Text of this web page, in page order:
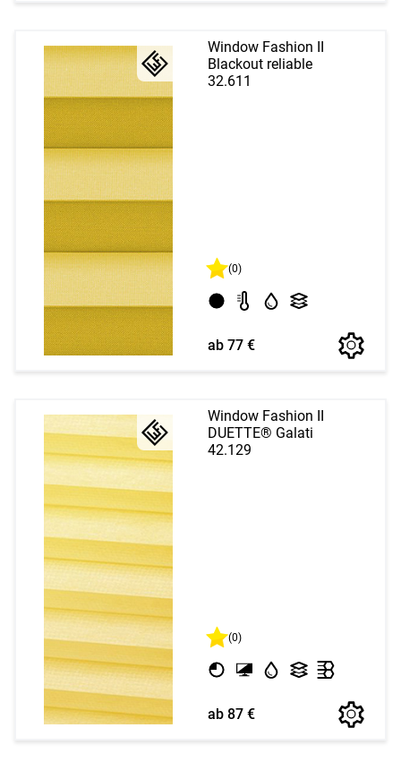
Window Fashion II
Blackout reliable
32.611
(0)
ab 77 €
Window Fashion II
DUETTE® Galati
42.129
(0)
ab 87 €